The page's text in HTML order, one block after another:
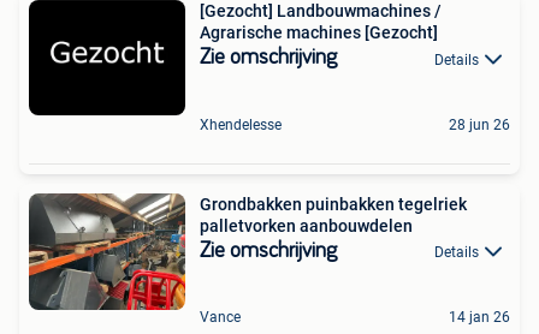
[Gezocht] Landbouwmachines /
Agrarische machines [Gezocht]
Zie omschrijving Details
Xhendelesse 28 jun 26
Grondbakken puinbakken tegelriek
palletvorken aanbouwdelen
Zie omschrijving Details
Vance 14 jan 26